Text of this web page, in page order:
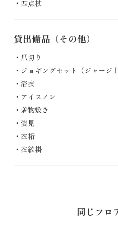
四点杖
貸出備品（その他）
爪切り
ジョギングセット（ジャージ
浴衣
アイスノン
着物敷き
姿見
衣桁
衣紋掛
同じフロ